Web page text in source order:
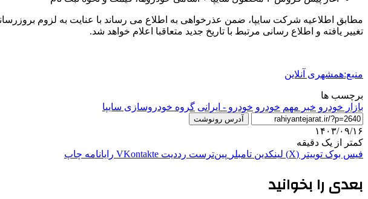
مطابق اطلاعیه شرکت سایپا، ضمن عذرخواهی به اطلاع می رساند با عنایت به لزوم
تغییر یافته و اطلاع رسانی مرتبط با تاریخ جدید متعاقبا اعلام خواهد شد.
منبع:همشهری آنلاین
برچسب ها
بازار خودرو خبر مهم خودرو خودرو - ایرانی گروه خودروسازی سایپا
آدرس رونوشت
۱۴۰۳/۰۹/۱۶
کمتر از یک دقیقه
فیس بوک توییتر (X) لینکدین ‫تامبلر ‫پین‌ترست ‫رددیت ‫VKontakte رایانامه چاپ
بعدی را بخوانید